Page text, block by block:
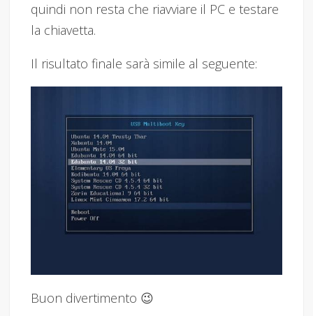
quindi non resta che riavviare il PC e testare
la chiavetta.
Il risultato finale sarà simile al seguente:
Buon divertimento 😉